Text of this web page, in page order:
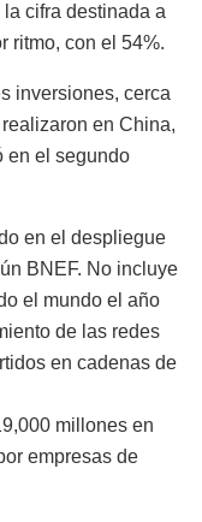
cifra destinada a
ritmo, con el 54%.
inversiones, cerca
en China,
en el segundo
en el despliegue
BNEF. No incluye
el mundo el año
de las redes
en cadenas de
millones en
empresas de